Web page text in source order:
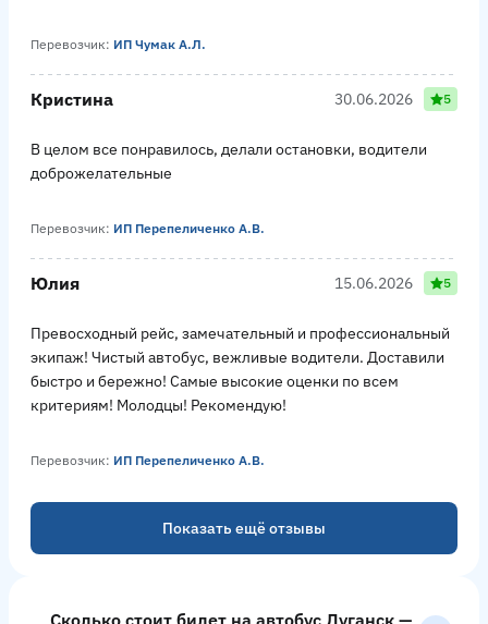
Перевозчик: ИП Чумак А.Л.
Кристина 30.06.2026 5
В целом все понравилось, делали остановки, водители
доброжелательные
Перевозчик: ИП Перепеличенко А.В.
Юлия 15.06.2026 5
Превосходный рейс, замечательный и профессиональный
экипаж! Чистый автобус, вежливые водители. Доставили
быстро и бережно! Самые высокие оценки по всем
критериям! Молодцы! Рекомендую!
Перевозчик: ИП Перепеличенко А.В.
Показать ещё отзывы
Сколько стоит билет на автобус Луганск —